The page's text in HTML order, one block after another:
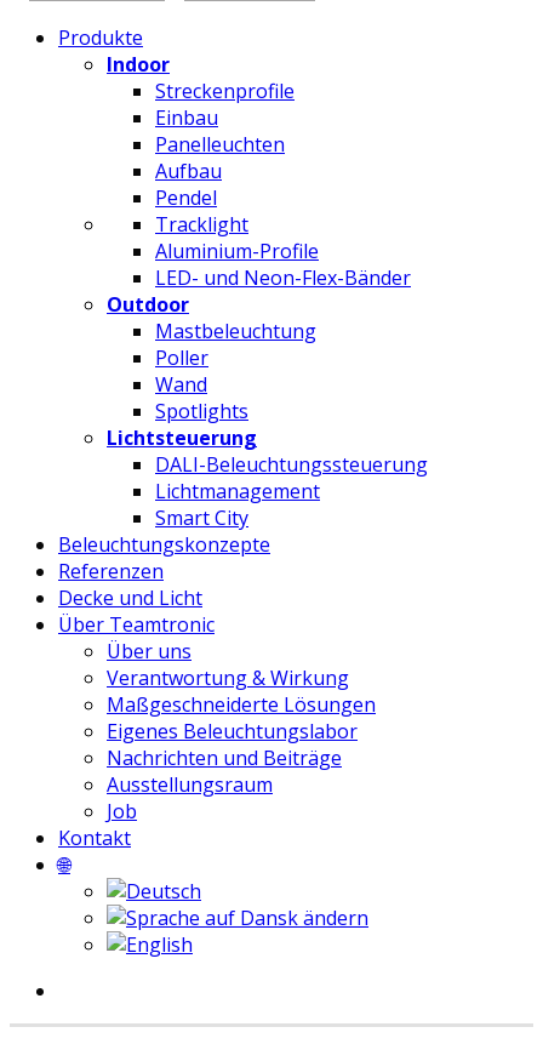
Produkte
Indoor
Streckenprofile
Einbau
Panelleuchten
Aufbau
Pendel
Tracklight
Aluminium-Profile
LED- und Neon-Flex-Bänder
Outdoor
Mastbeleuchtung
Poller
Wand
Spotlights
Lichtsteuerung
DALI-Beleuchtungssteuerung
Lichtmanagement
Smart City
Beleuchtungskonzepte
Referenzen
Decke und Licht
Über Teamtronic
Über uns
Verantwortung & Wirkung
Maßgeschneiderte Lösungen
Eigenes Beleuchtungslabor
Nachrichten und Beiträge
Ausstellungsraum
Job
Kontakt
🌐